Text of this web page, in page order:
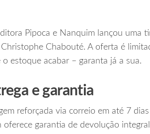
Pipoca e Nanquim lançou uma
Chabouté. A oferta é
o estoque acabar – garanta já a sua.
e garantia
reforçada via correio em até 7
oferece garantia de devolução